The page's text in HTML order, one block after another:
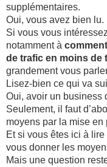
supplémentaires.
Oui, vous avez bien lu.
Si vous vous
notamment à
de trafic en moins de
grandement vous
Lisez-bien ce qui va
Oui, avoir un business
Seulement, il faut
moyens par la mise en
Et si vous êtes ici à
vous donner les
Mais une question